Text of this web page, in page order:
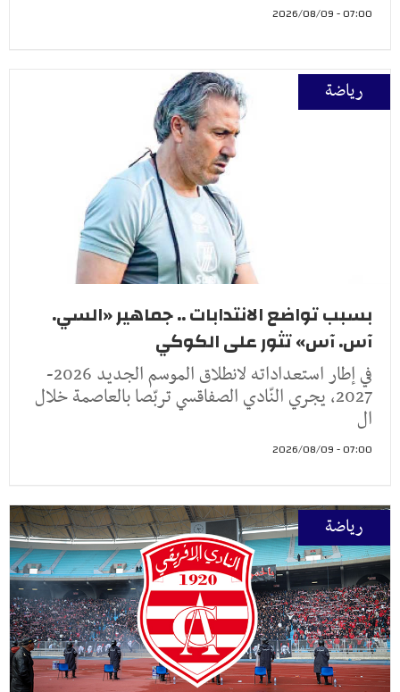
07:00 - 2026/08/09
رياضة
بسبب تواضع الانتدابات .. جماهير «السي.
آس. آس» تثور على الكوكي
في إطار استعداداته لانطلاق الموسم الجديد 2026-
2027، يجري النّادي الصفاقسي تربّصا بالعاصمة خلال
ال
07:00 - 2026/08/09
رياضة